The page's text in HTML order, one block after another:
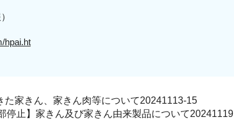
hpai.ht
た家きん、家きん肉等について20241113-15
停止】家きん及び家きん由来製品について20241119